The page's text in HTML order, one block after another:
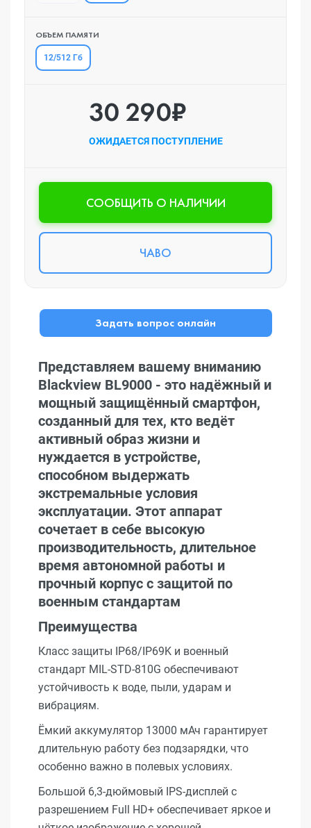
ОБЪЕМ ПАМЯТИ
12/512 Гб
30 290₽
ОЖИДАЕТСЯ ПОСТУПЛЕНИЕ
CООБЩИТЬ О НАЛИЧИИ
ЧАВО
Задать вопрос онлайн
Представляем вашему вниманию
Blackview BL9000 - это надёжный и
мощный защищённый смартфон,
созданный для тех, кто ведёт
активный образ жизни и
нуждается в устройстве,
способном выдержать
экстремальные условия
эксплуатации. Этот аппарат
сочетает в себе высокую
производительность, длительное
время автономной работы и
прочный корпус с защитой по
военным стандартам
Преимущества
Класс защиты IP68/IP69K и военный
стандарт MIL-STD-810G обеспечивают
устойчивость к воде, пыли, ударам и
вибрациям.
Ёмкий аккумулятор 13000 мАч гарантирует
длительную работу без подзарядки, что
особенно важно в полевых условиях.
Большой 6,3-дюймовый IPS-дисплей с
разрешением Full HD+ обеспечивает яркое и